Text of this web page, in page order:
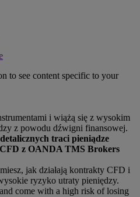
to see content specific to your
i wiążą się z wysokim
z powodu dźwigni finansowej.
traci pieniądze
z OANDA TMS Brokers
jak działają kontrakty CFD i
ryzyko utraty pieniędzy.
come with a high risk of losing